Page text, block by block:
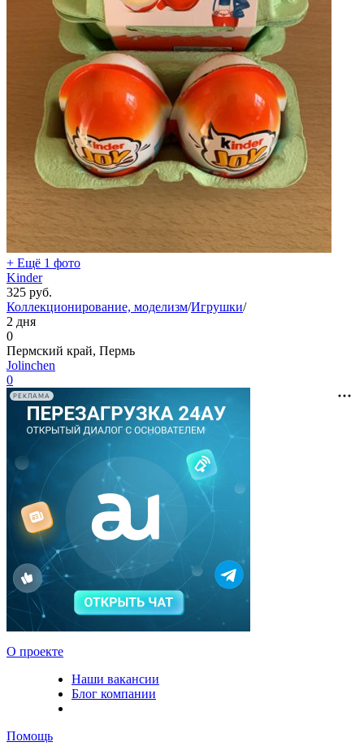
+ Ещё 1 фото
Kinder
325 руб.
Коллекционирование, моделизм/Игрушки/
2 дня
0
Пермский край, Пермь
Jolinchen
0
РЕКЛАМА
О проекте
Наши вакансии
Блог компании
Помощь